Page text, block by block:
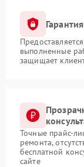
выполненные
защищает
Точные прайс-
ремонта,
бесплатной
сайте